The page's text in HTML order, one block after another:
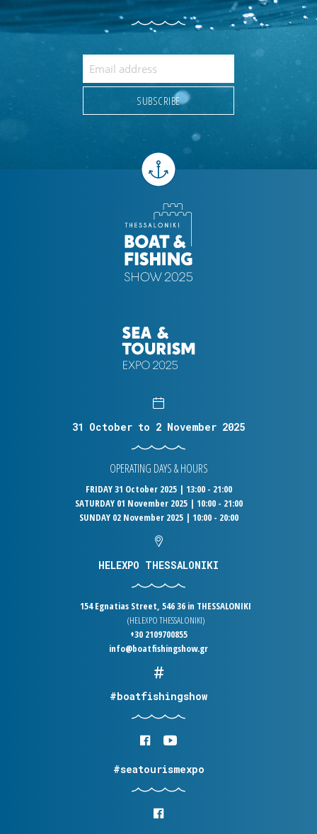
31 October to 2 November 2025
OPERATING DAYS & HOURS
FRIDAY 31 October 2025 | 13:00 - 21:00
SATURDAY 01 November 2025 | 10:00 - 21:00
SUNDAY 02 November 2025 | 10:00 - 20:00
HELEXPO THESSALONIKI
154 Egnatias Street, 546 36 in THESSALONIKI
(HELEXPO THESSALONIKI)
+30 2109700855
info@boatfishingshow.gr
#boatfishingshow
#seatourismexpo